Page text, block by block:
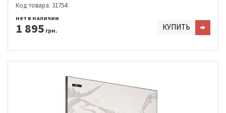
Код товара: 31754
1 895 грн.
нет в наличии
КУПИТЬ